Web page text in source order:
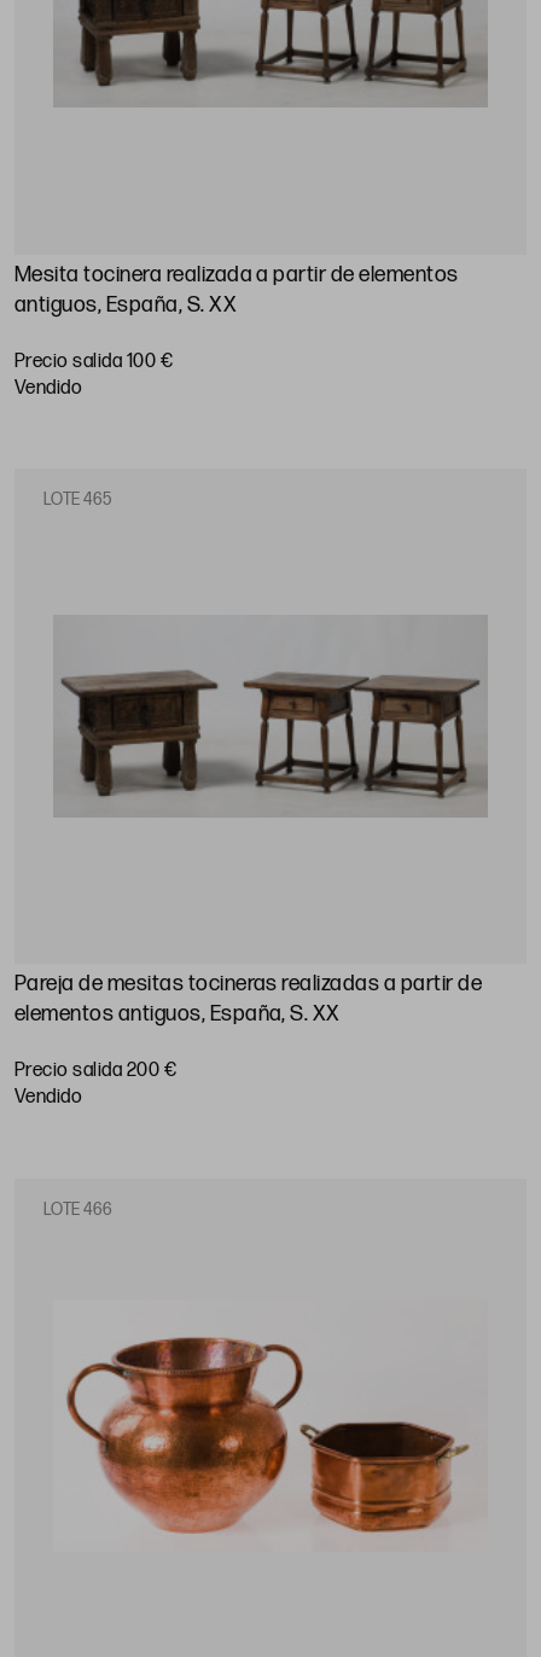
Mesita tocinera realizada a partir de elementos
antiguos, España, S. XX
Precio salida 100 €
vendido
LOTE 465
Pareja de mesitas tocineras realizadas a partir de
elementos antiguos, España, S. XX
Precio salida 200 €
vendido
LOTE 466